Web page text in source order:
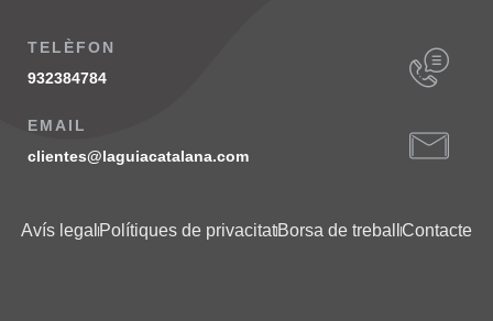
TELÈFON
932384784
EMAIL
clientes@laguiacatalana.com
Avís legal Polítiques de privacitatBorsa de treball Contacte